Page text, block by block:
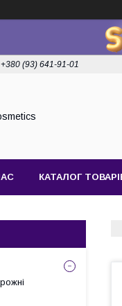
+380 (93) 641-91-01
КАТАЛОГ